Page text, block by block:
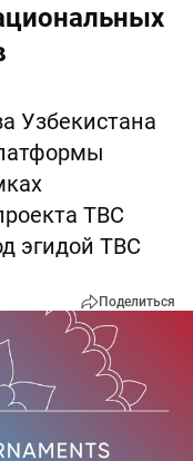
Узбекистана
TBC
эгидой TBC
Поделиться